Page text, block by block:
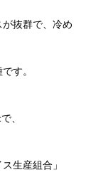
が抜群で、冷め
す。
、
生産組合」